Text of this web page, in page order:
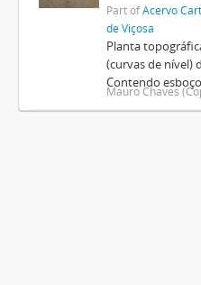
Part ofAcervo
de Viçosa
Planta
(curvas de nível)
Contendo
Mauro Chaves